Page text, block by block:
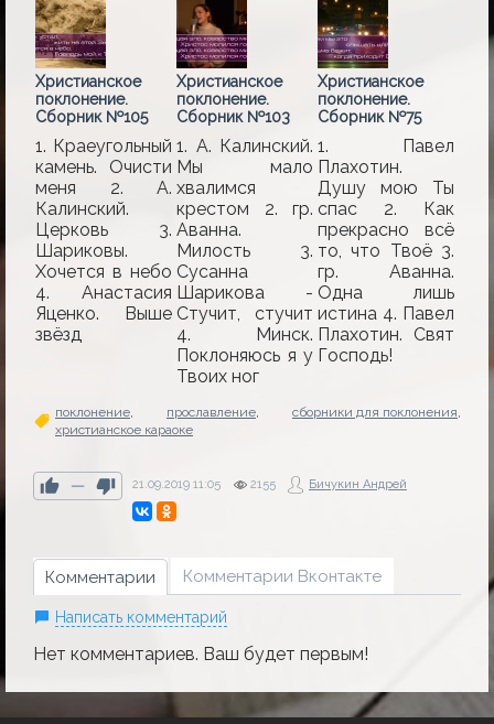
Христианское
поклонение.
Сборник №105
1. Краеугольный
камень. Очисти
меня 2. А.
Калинский.
Церковь 3.
Шариковы.
Хочется в небо
4. Анастасия
Яценко. Выше
звёзд
Христианское
поклонение.
Сборник №103
1. А. Калинский.
Мы мало
хвалимся
крестом 2. гр.
Аванна.
Милость 3.
Сусанна
Шарикова -
Стучит, стучит
4. Минск.
Поклоняюсь я у
Твоих ног
Христианское
поклонение.
Сборник №75
1. Павел
Плахотин.
Душу мою Ты
спас 2. Как
прекрасно всё
то, что Твоё 3.
гр. Аванна.
Одна лишь
истина 4. Павел
Плахотин. Свят
Господь!
поклонение, прославление, сборники для поклонения,
христианское караоке
— 21.09.2019 11:05 2155 Бичукин Андрей
Комментарии Комментарии Вконтакте
Написать комментарий
Нет комментариев. Ваш будет первым!